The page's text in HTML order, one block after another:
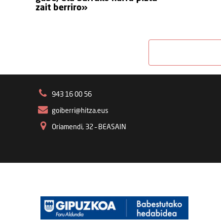
zait berriro»
943 16 00 56
goiberri@hitza.eus
Oriamendi, 32 – BEASAIN